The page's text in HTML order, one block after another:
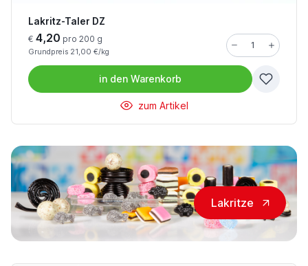
Lakritz-Taler DZ
€ 4,20 pro 200 g
Grundpreis 21,00 €/kg
in den Warenkorb
zum Artikel
Lakritze